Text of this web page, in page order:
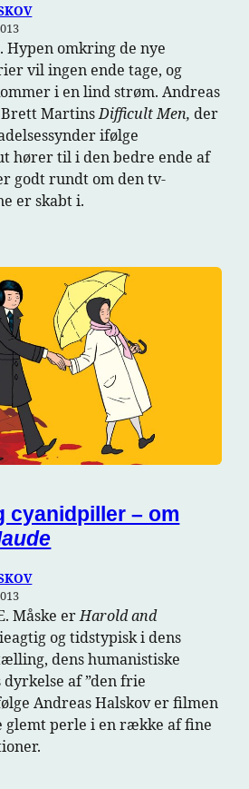
Hypen omkring de nye
vil ingen ende tage, og
i en lind strøm. Andreas
Brett MartinsDifficult Men, der
ifølge
hører til i den bedre ende af
godt rundt om den tv-
er skabt i.
cyanidpiller – om
Måske erHarold and
og tidstypisk i dens
dens humanistiske
af ”den frie
Andreas Halskov er filmen
glemt perle i en række af fine